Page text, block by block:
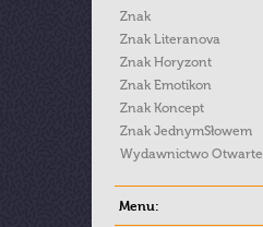
Znak
Znak Literanova
Znak Horyzont
Znak Emotikon
Znak Koncept
Znak JednymSłowem
Wydawnictwo Otwarte
Menu: